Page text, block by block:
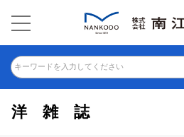
キーワードを入力してください
洋雑誌